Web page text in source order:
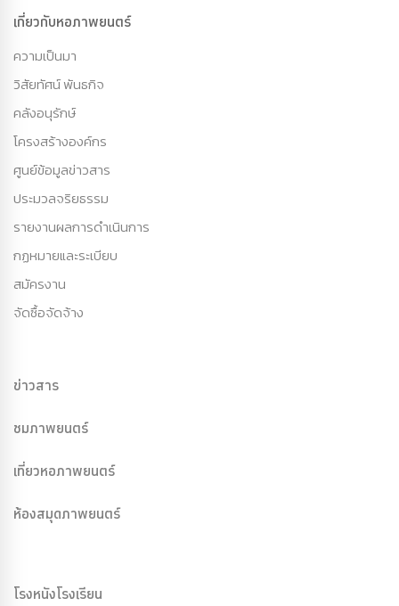
เกี่ยวกับหอภาพยนตร์
ความเป็นมา
วิสัยทัศน์ พันธกิจ
คลังอนุรักษ์
โครงสร้างองค์กร
ศูนย์ข้อมูลข่าวสาร
ประมวลจริยธรรม
รายงานผลการดำเนินการ
กฏหมายและระเบียบ
สมัครงาน
จัดซื้อจัดจ้าง
ข่าวสาร
ชมภาพยนตร์
เที่ยวหอภาพยนตร์
ห้องสมุดภาพยนตร์
โรงหนังโรงเรียน